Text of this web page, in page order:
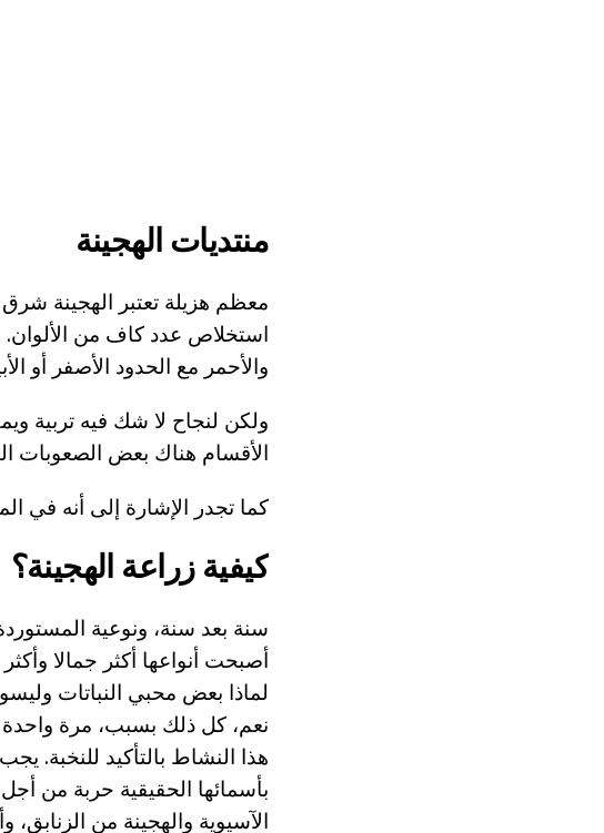
منتديات الهجينة
استخلاص عدد كاف من الألوان.
والأحمر مع الحدود الأصفر أو
الأقسام هناك بعض الصعوبات
كما تجدر الإشارة إلى أنه في
كيفية زراعة الهجينة؟
سنة بعد سنة، ونوعية
أصبحت أنواعها أكثر جمالا
لماذا بعض محبي النباتات
نعم، كل ذلك بسبب، مرة
هذا النشاط بالتأكيد للنخبة.
بأسمائها الحقيقية حربة من